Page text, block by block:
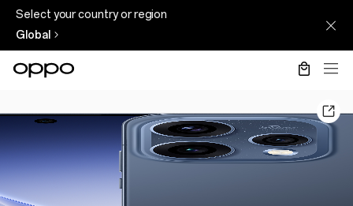
Select your country or region
Global